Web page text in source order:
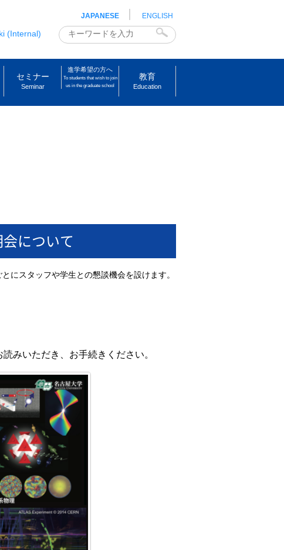
ENGLISH
JAPANESE
(Internal)
セミナー
Seminar
進学希望の方へ
To students that wish to join
us in the graduate school
教育
Education
について
にスタッフや学生との懇談機会を設けます。
読みいただき、お手続きください。